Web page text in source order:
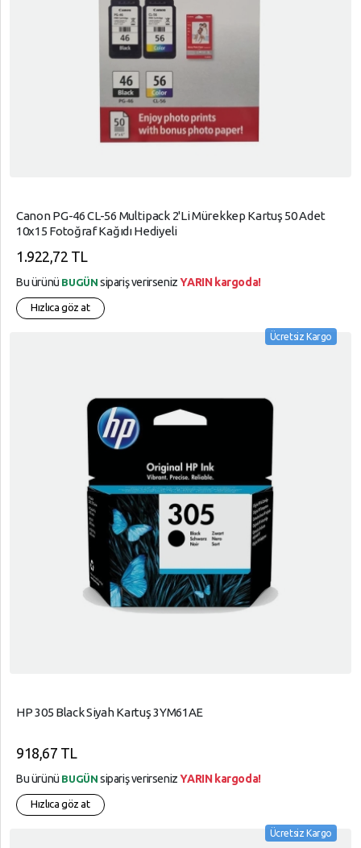
Canon PG-46 CL-56 Multipack 2'li Mürekkep Kartuş 50 Adet
10x15 Fotoğraf Kağıdı Hediyeli
1.922,72 TL
Bu ürünü BUGÜN sipariş verirsenizYARIN kargoda!
Hızlıca göz at
Ücretsiz Kargo
HP 305 Black Siyah Kartuş 3YM61AE
918,67 TL
Bu ürünü BUGÜN sipariş verirsenizYARIN kargoda!
Hızlıca göz at
Ücretsiz Kargo